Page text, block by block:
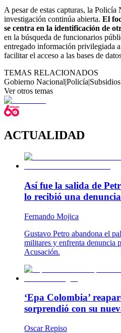
A pesar de estas capturas, la
investigación continúa abierta. El
se centra en la identificación de
en la búsqueda de funcionarios
entregado información privilegiada
facilitar el acceso a las bases de
TEMAS RELACIONADOS
Gobierno Nacional|Policía|Subsidios
Ver otros temas
ACTUALIDAD
Así fue la salida de
lo recibió una
Fernando Mojica
Gustavo Petro abandona el
militares y enfrenta denuncia
Acusación.
‘Epa Colombia’
sorprendió con su
Oscar Repiso